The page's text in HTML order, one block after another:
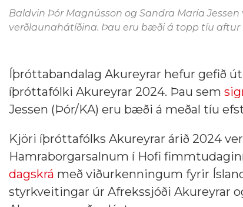
Baldvin Þór Magnússon og Sandra María
verðlaunahátíðina. Þau eru bæði á topp tíu aftur
Íþróttabandalag Akureyrar hefur gefið
íþróttafólki Akureyrar 2024. Þau sem
Jessen (Þór/KA) eru bæði á meðal tíu
Kjöri íþróttafólks Akureyrar árið 2024
Hamraborgarsalnum í Hofi
dagskrá með viðurkenningum fyrir
styrkveitingar úr Afrekssjóði Akureyrar